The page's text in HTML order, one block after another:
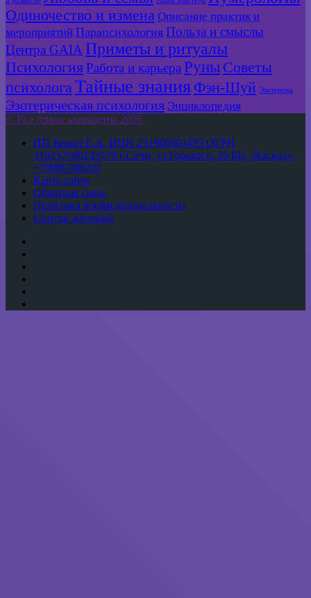
Одиночество и измена Описание практик и
мероприятий Парапсихология Польза и смыслы
Центра GAIA Приметы и ритуалы
ПсихологияРабота и карьера Руны Советы
психолога Тайные знания Фэн-Шуй Эзотерика
Эзотерическая психология Энциклопедия
© Все права защищены 2026
ИП Кекин Е.А. ИНН 231900603495 ОГРН
319237500243579 г.Сочи, ул.Горького, 26 БЦ «Каскад».
+79086788293
Карта сайта
Обратная связь
Политика конфиденциальности
Список желаний